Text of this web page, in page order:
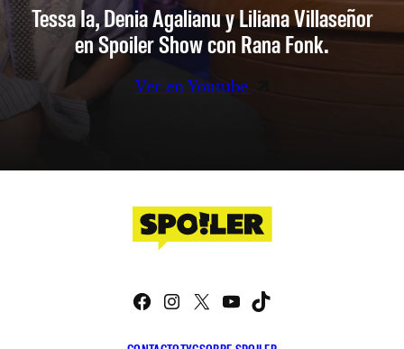
Tessa Ia, Denia Agalianu y Liliana Villaseñor
en Spoiler Show con Rana Fonk.
Ver en Youtube
Facebook
Instagram
X YouTube